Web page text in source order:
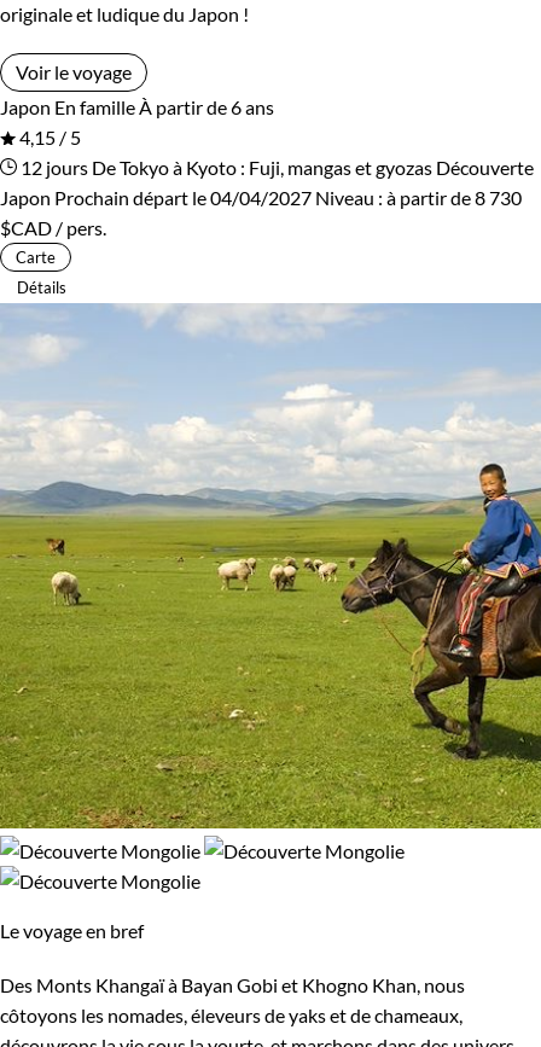
originale et ludique du Japon !
Voir le voyage
Japon En familleÀ partir de 6 ans
4,15 / 5
12 jours De Tokyo à Kyoto : Fuji, mangas et gyozas Découverte
Japon Prochain départ le 04/04/2027 Niveau : à partir de8 730
$CAD / pers.
Carte
Détails
Le voyage en bref
Des Monts Khangaï à Bayan Gobi et Khogno Khan, nous
côtoyons les nomades, éleveurs de yaks et de chameaux,